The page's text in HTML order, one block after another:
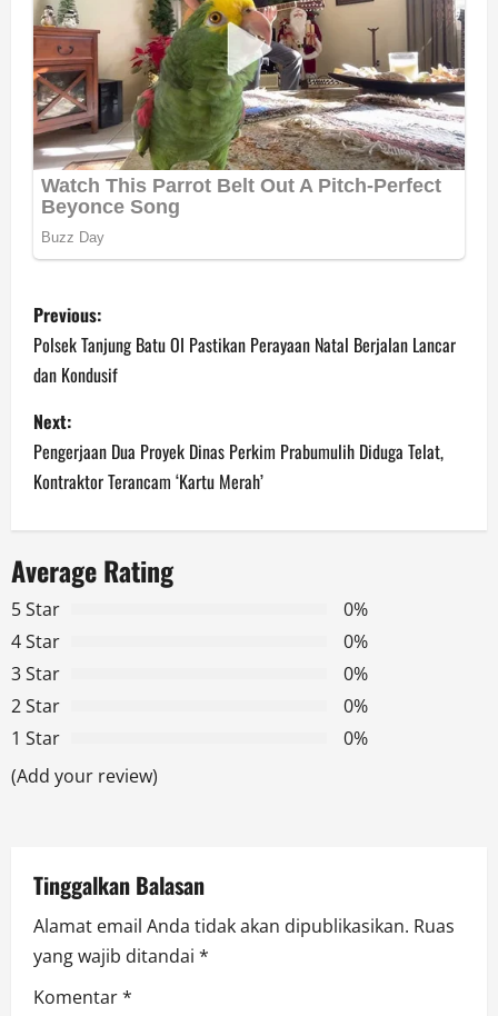
P
o
s
t
n
a
v
i
g
a
t
o
n
Previous:
Polsek Tanjung Batu OI Pastikan Perayaan Natal Berjalan Lancar
dan Kondusif
Next:
Pengerjaan Dua Proyek Dinas Perkim Prabumulih Diduga Telat,
Kontraktor Terancam ‘Kartu Merah’
Average Rating
5 Star
0%
4 Star
0%
3 Star
0%
2 Star
0%
1 Star
0%
(Add your review)
Tinggalkan Balasan
Alamat email Anda tidak akan dipublikasikan. Ruas
yang wajib ditandai *
Komentar*